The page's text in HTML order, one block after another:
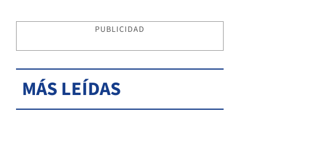
PUBLICIDAD
MÁS LEÍDAS